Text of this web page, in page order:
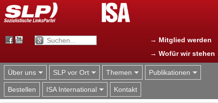
Jump to navigation
→ Mitglied werden
→ Wofür wir stehen
Über uns SLP vor Ort Themen Publikationen
Bestellen ISA International Kontakt